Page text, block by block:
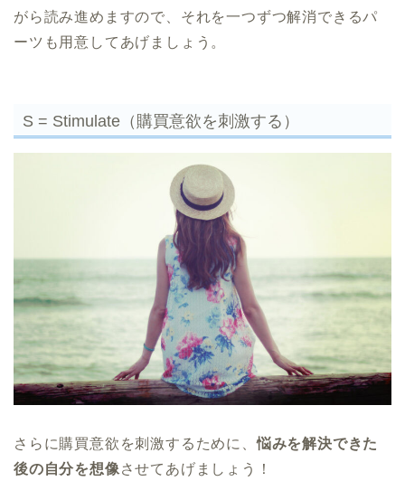
がら読み進めますので、それを一つずつ解消できるパ
ーツも用意してあげましょう。
S = Stimulate（購買意欲を刺激する）
さらに購買意欲を刺激するために、悩みを解決できた
後の自分を想像 させてあげましょう！